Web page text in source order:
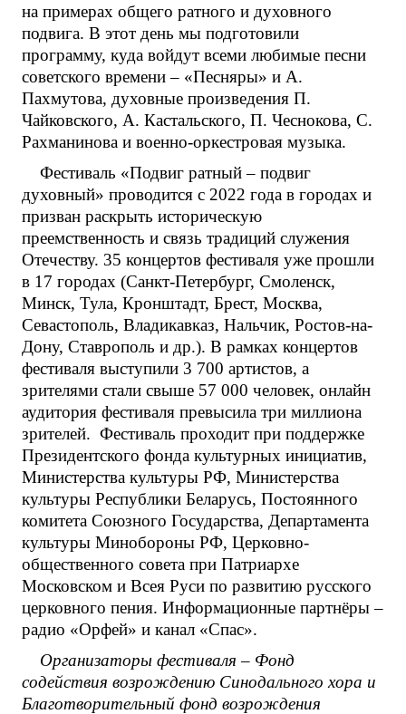
на примерах общего ратного и духовного
подвига. В этот день мы подготовили
программу, куда войдут всеми любимые песни
советского времени – «Песняры» и А.
Пахмутова, духовные произведения П.
Чайковского, А. Кастальского, П. Чеснокова, С.
Рахманинова и военно-оркестровая музыка.
Фестиваль «Подвиг ратный – подвиг
духовный» проводится с 2022 года в городах и
призван раскрыть историческую
преемственность и связь традиций служения
Отечеству. 35 концертов фестиваля уже прошли
в 17 городах (Санкт-Петербург, Смоленск,
Минск, Тула, Кронштадт, Брест, Москва,
Севастополь, Владикавказ, Нальчик, Ростов-на-
Дону, Ставрополь и др.). В рамках концертов
фестиваля выступили 3 700 артистов, а
зрителями стали свыше 57 000 человек, онлайн
аудитория фестиваля превысила три миллиона
зрителей. Фестиваль проходит при поддержке
Президентского фонда культурных инициатив,
Министерства культуры РФ, Министерства
культуры Республики Беларусь, Постоянного
комитета Союзного Государства, Департамента
культуры Минобороны РФ, Церковно-
общественного совета при Патриархе
Московском и Всея Руси по развитию русского
церковного пения. Информационные партнёры –
радио «Орфей» и канал «Спас».
Организаторы фестиваля – Фонд
содействия возрождению Синодального хора и
Благотворительный фонд возрождения